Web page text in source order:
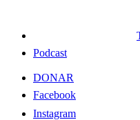
Podcast
DONAR
Facebook
Instagram